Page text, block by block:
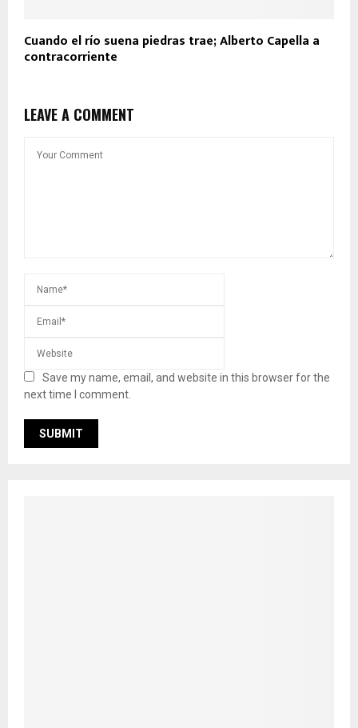
Cuando el río suena piedras trae; Alberto Capella a
contracorriente
LEAVE A COMMENT
Save my name, email, and website in this browser for the
next time I comment.